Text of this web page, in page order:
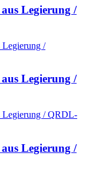
Legierung /
Legierung /
Legierung /